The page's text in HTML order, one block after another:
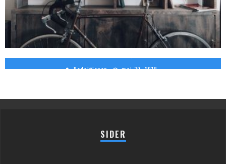
Redaktionen maj 30, 2018
SIDER